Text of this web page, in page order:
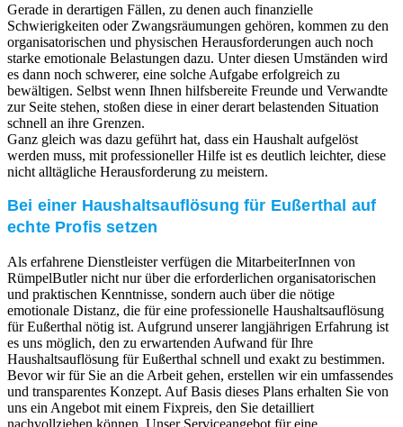
Gerade in derartigen Fällen, zu denen auch finanzielle
Schwierigkeiten oder Zwangsräumungen gehören, kommen zu den
organisatorischen und physischen Herausforderungen auch noch
starke emotionale Belastungen dazu. Unter diesen Umständen wird
es dann noch schwerer, eine solche Aufgabe erfolgreich zu
bewältigen. Selbst wenn Ihnen hilfsbereite Freunde und Verwandte
zur Seite stehen, stoßen diese in einer derart belastenden Situation
schnell an ihre Grenzen.
Ganz gleich was dazu geführt hat, dass ein Haushalt aufgelöst
werden muss, mit professioneller Hilfe ist es deutlich leichter, diese
nicht alltägliche Herausforderung zu meistern.
Bei einer Haushaltsauflösung für Eußerthal auf
echte Profis setzen
Als erfahrene Dienstleister verfügen die MitarbeiterInnen von
RümpelButler nicht nur über die erforderlichen organisatorischen
und praktischen Kenntnisse, sondern auch über die nötige
emotionale Distanz, die für eine professionelle Haushaltsauflösung
für Eußerthal nötig ist. Aufgrund unserer langjährigen Erfahrung ist
es uns möglich, den zu erwartenden Aufwand für Ihre
Haushaltsauflösung für Eußerthal schnell und exakt zu bestimmen.
Bevor wir für Sie an die Arbeit gehen, erstellen wir ein umfassendes
und transparentes Konzept. Auf Basis dieses Plans erhalten Sie von
uns ein Angebot mit einem Fixpreis, den Sie detailliert
nachvollziehen können. Unser Serviceangebot für eine